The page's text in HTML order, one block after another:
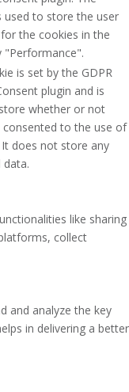
used to store the user
the cookies in the
"Performance".
is set by the GDPR
plugin and is
whether or not
consented to the use of
does not store any
data.
like sharing
collect
and analyze the key
in delivering a better